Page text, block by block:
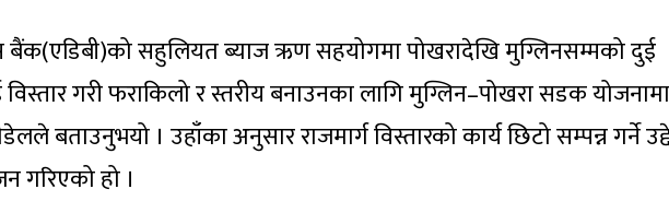
बैंक(एडिबी)को सहुलियत ब्याज ऋण सहयोगमा पोखरादेखि मुग्लिनसम्मको दुई
गरी फराकिलो र स्तरीय बनाउनका लागि मुग्लिन–पोखरा सडक
बताउनुभयो । उहाँका अनुसार राजमार्ग विस्तारको कार्य छिटो सम्पन्न गर्ने
गरिएको हो ।